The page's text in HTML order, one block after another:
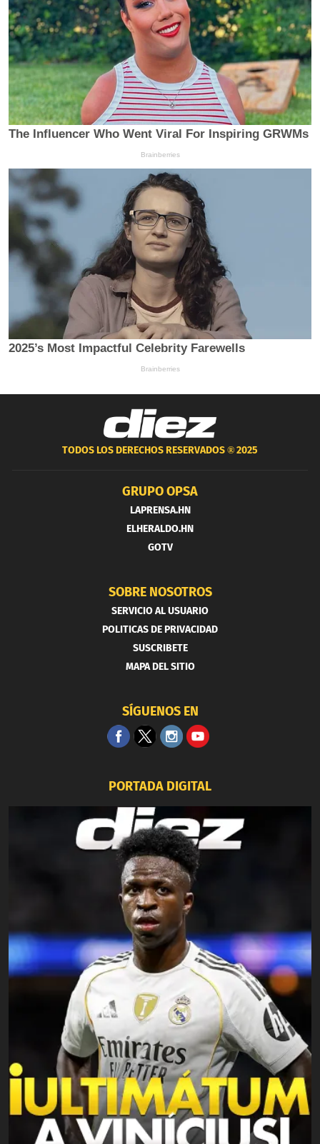
TODOS LOS DERECHOS RESERVADOS ®2025
GRUPO OPSA
LAPRENSA.HN
ELHERALDO.HN
GOTV
SOBRE NOSOTROS
SERVICIO AL USUARIO
POLITICAS DE PRIVACIDAD
SUSCRIBETE
MAPA DEL SITIO
SÍGUENOS EN
PORTADA DIGITAL